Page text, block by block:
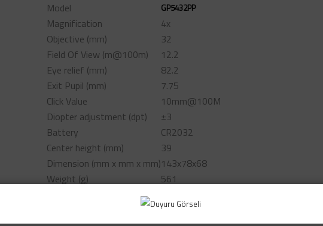
Model GP5432PP
Magnification
4x
Objective (mm)
32
Field Of View (m@100m)
12.2
Eye relief (mm)
82.2
Exit Pupil (mm)
7.75
Click Value
10mm@100M
Diopter adjustment (dpt)
±3
Battery
CR2032
Center height (mm)
39
Dimension (mm x mm x mm)143x78x68
Weight (g)
561
Operating Temperature